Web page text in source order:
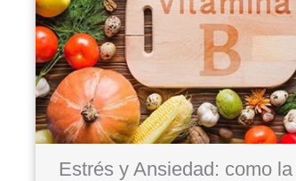
Estrés y Ansiedad: como